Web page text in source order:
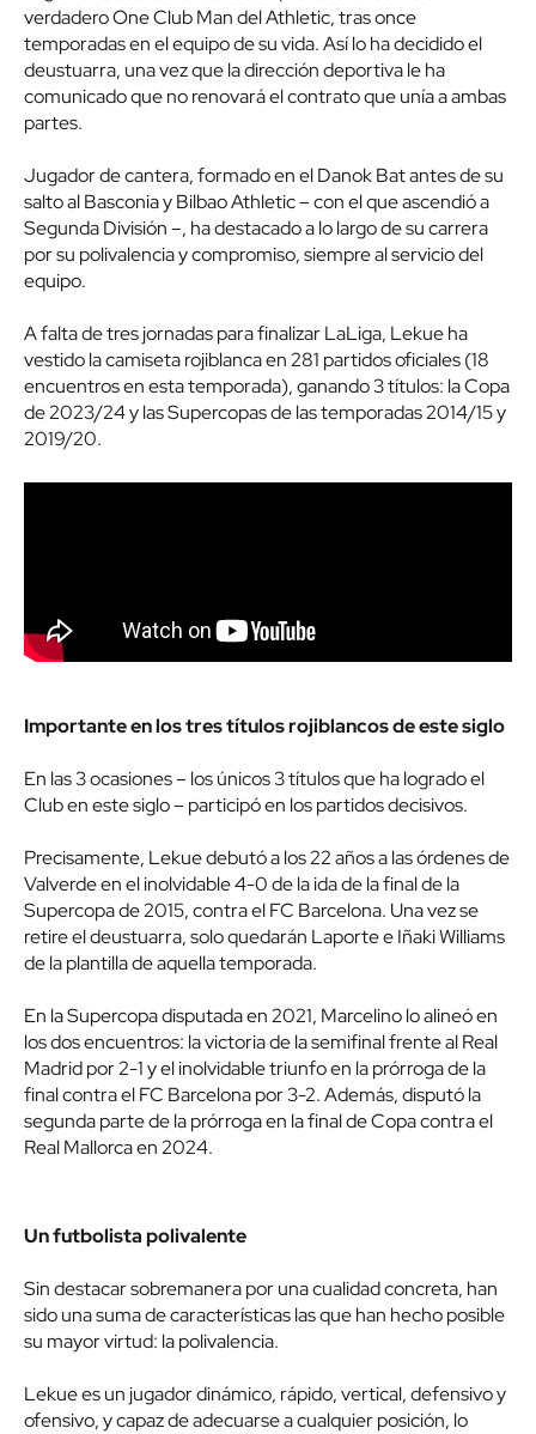
verdadero One Club Man del Athletic, tras once
temporadas en el equipo de su vida. Así lo ha decidido el
deustuarra, una vez que la dirección deportiva le ha
comunicado que no renovará el contrato que unía a ambas
partes.
Jugador de cantera, formado en el Danok Bat antes de su
salto al Basconia y Bilbao Athletic – con el que ascendió a
Segunda División –, ha destacado a lo largo de su carrera
por su polivalencia y compromiso, siempre al servicio del
equipo.
A falta de tres jornadas para finalizar LaLiga, Lekue ha
vestido la camiseta rojiblanca en 281 partidos oficiales (18
encuentros en esta temporada), ganando 3 títulos: la Copa
de 2023/24 y las Supercopas de las temporadas 2014/15 y
2019/20.
Importante en los tres títulos rojiblancos de este siglo
En las 3 ocasiones – los únicos 3 títulos que ha logrado el
Club en este siglo – participó en los partidos decisivos.
Precisamente, Lekue debutó a los 22 años a las órdenes de
Valverde en el inolvidable 4-0 de la ida de la final de la
Supercopa de 2015, contra el FC Barcelona. Una vez se
retire el deustuarra, solo quedarán Laporte e Iñaki Williams
de la plantilla de aquella temporada.
En la Supercopa disputada en 2021, Marcelino lo alineó en
los dos encuentros: la victoria de la semifinal frente al Real
Madrid por 2-1 y el inolvidable triunfo en la prórroga de la
final contra el FC Barcelona por 3-2. Además, disputó la
segunda parte de la prórroga en la final de Copa contra el
Real Mallorca en 2024.
Un futbolista polivalente
Sin destacar sobremanera por una cualidad concreta, han
sido una suma de características las que han hecho posible
su mayor virtud: la polivalencia.
Lekue es un jugador dinámico, rápido, vertical, defensivo y
ofensivo, y capaz de adecuarse a cualquier posición, lo